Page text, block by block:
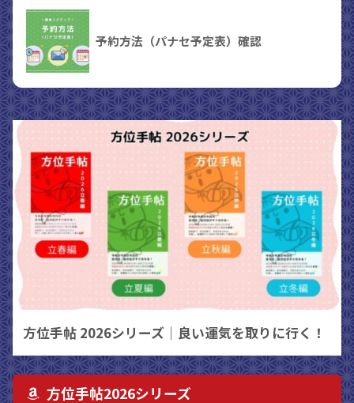
予約方法（パナセ予定表）確認
方位手帖 2026シリーズ｜良い運気を取りに行く！
方位手帖2026シリーズ